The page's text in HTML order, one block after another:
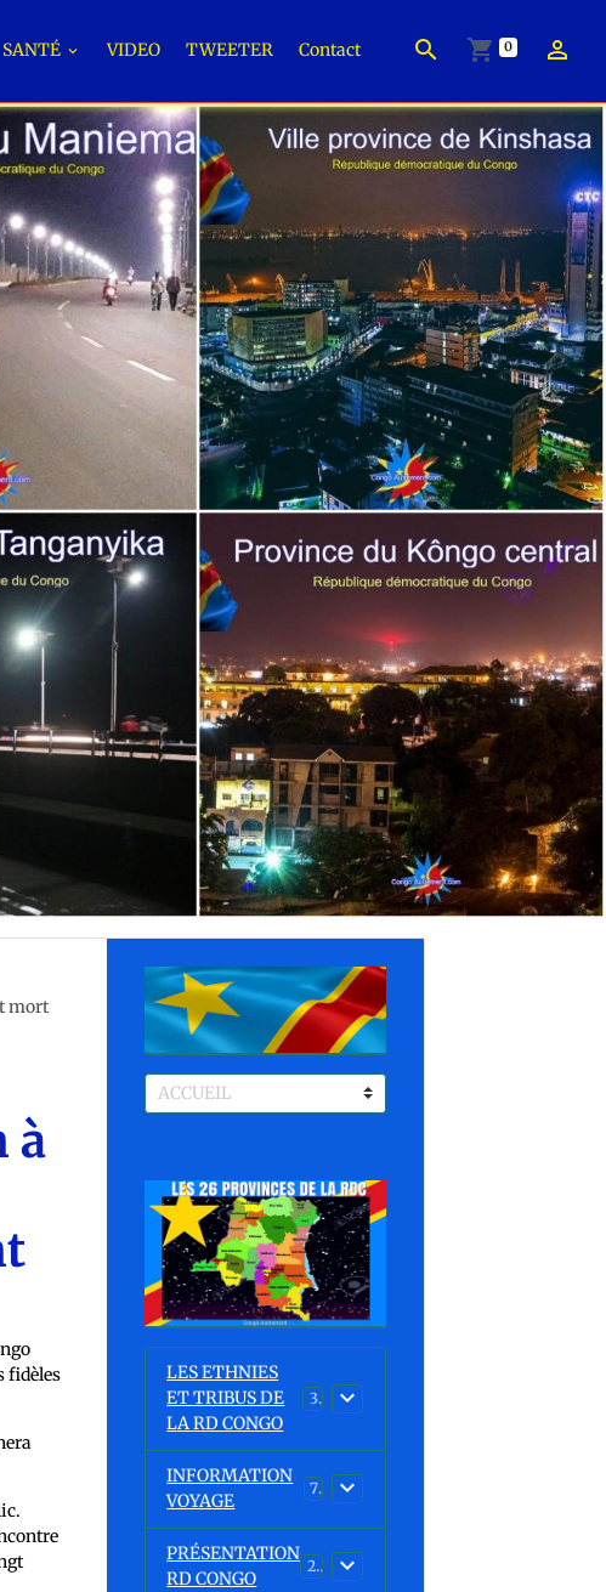
SANTÉ VIDEO TWEETER Contact 0
mort
à
fidèles
LES ETHNIES
ET TRIBUS DE
LA RD CONGO
37
INFORMATION
VOYAGE
7
PRÉSENTATION
RD CONGO
23